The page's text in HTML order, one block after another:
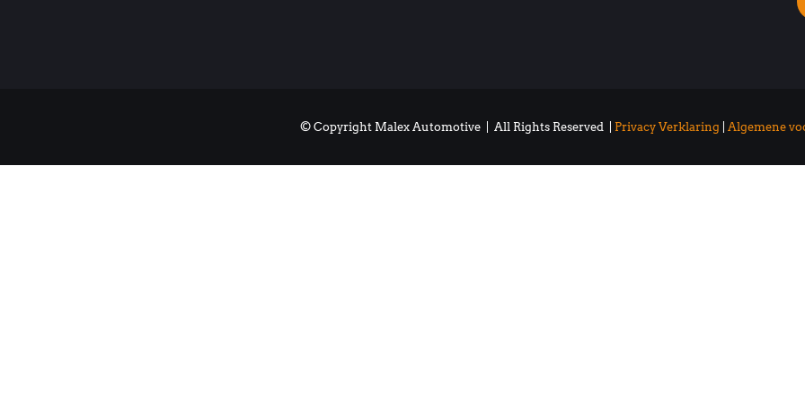
© Copyright Malex Automotive | All Rights Reserved | Privacy Verklaring Algemene